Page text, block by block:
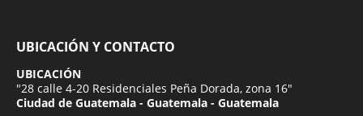
UBICACIÓN Y CONTACTO
UBICACIÓN
"28 calle 4-20 Residenciales Peña Dorada, zona 16"
Ciudad de Guatemala - Guatemala - Guatemala